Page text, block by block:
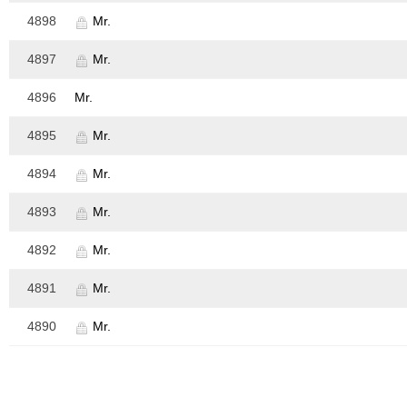
4898 Mr.
4897 Mr.
4896 Mr.
4895 Mr.
4894 Mr.
4893 Mr.
4892 Mr.
4891 Mr.
4890 Mr.